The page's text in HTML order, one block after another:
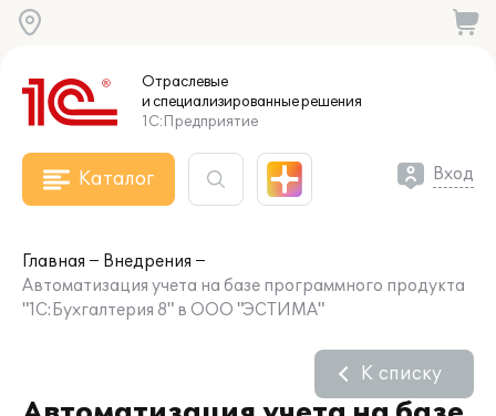
Отраслевые
и специализированныерешения
1С:Предприятие
Каталог Вход
Главная
Внедрения
Автоматизация учета на базе программного продукта
"1С:Бухгалтерия 8" в ООО "ЭСТИМА"
К списку